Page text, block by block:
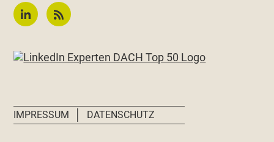
IMPRESSUM DATENSCHUTZ